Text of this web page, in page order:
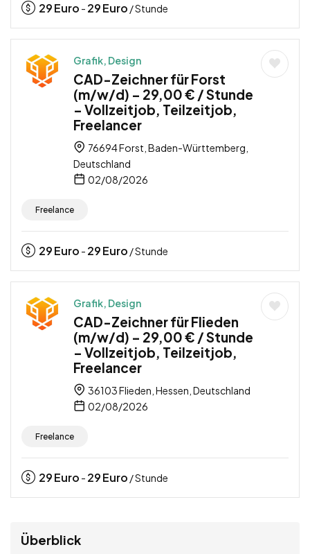
29Euro - 29Euro / Stunde
Grafik, Design
CAD-Zeichner für Forst
(m/w/d) – 29,00 € / Stunde
– Vollzeitjob, Teilzeitjob,
Freelancer
76694 Forst, Baden-Württemberg,
Deutschland
02/08/2026
Freelance
29Euro - 29Euro / Stunde
Grafik, Design
CAD-Zeichner für Flieden
(m/w/d) – 29,00 € / Stunde
– Vollzeitjob, Teilzeitjob,
Freelancer
36103 Flieden, Hessen, Deutschland
02/08/2026
Freelance
29Euro - 29Euro / Stunde
Überblick